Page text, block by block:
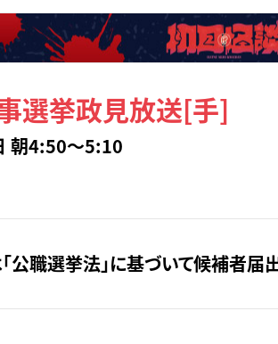
選挙政見放送[手]
朝4:50～5:10
公職選挙法」に基づいて候補者届